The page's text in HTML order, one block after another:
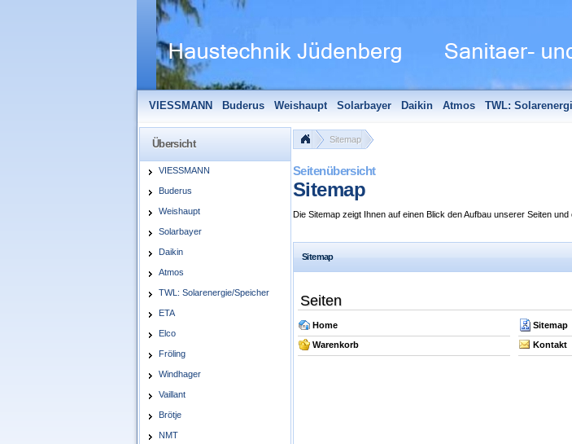
VIESSMANN Buderus Weishaupt Solarbayer Daikin Atmos TWL:
Solarfocus
Wolf Pelletmaulwurf + Zubehör
Übersicht
VIESSMANN
Buderus
Weishaupt
Solarbayer
Daikin
Atmos
TWL: Solarenergie/Speicher
ETA
Elco
Fröling
Windhager
Vaillant
Brötje
NMT
Sitemap
Seitenübersicht
Sitemap
Die Sitemap zeigt Ihnen auf einen Blick den Aufbau unserer Seiten
Sitemap
Seiten
Home Sitemap
Warenkorb
Kontakt